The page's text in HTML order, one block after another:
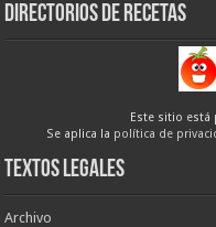
Directorios de recetas
Este sitio está
Se aplica la política de
Textos legales
Archivo